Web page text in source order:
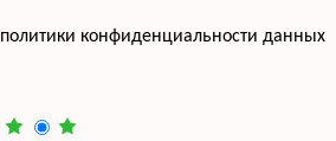
политики конфиденциальности данных